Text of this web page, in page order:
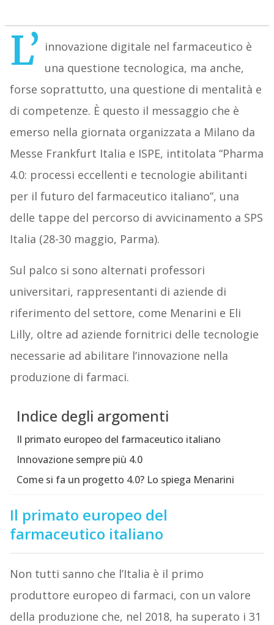
L’ innovazione digitale nel farmaceutico è
una questione tecnologica, ma anche,
forse soprattutto, una questione di mentalità e
di competenze. È questo il messaggio che è
emerso nella giornata organizzata a Milano da
Messe Frankfurt Italia e ISPE, intitolata “Pharma
4.0: processi eccellenti e tecnologie abilitanti
per il futuro del farmaceutico italiano”, una
delle tappe del percorso di avvicinamento a SPS
Italia (28-30 maggio, Parma).
Sul palco si sono alternati professori
universitari, rappresentanti di aziende di
riferimento del settore, come Menarini e Eli
Lilly, oltre ad aziende fornitrici delle tecnologie
necessarie ad abilitare l’innovazione nella
produzione di farmaci.
Indice degli argomenti
Il primato europeo del farmaceutico italiano
Innovazione sempre più 4.0
Come si fa un progetto 4.0? Lo spiega Menarini
Il primato europeo del
farmaceutico italiano
Non tutti sanno che l’Italia è il primo
produttore europeo di farmaci, con un valore
della produzione che, nel 2018, ha superato i 31